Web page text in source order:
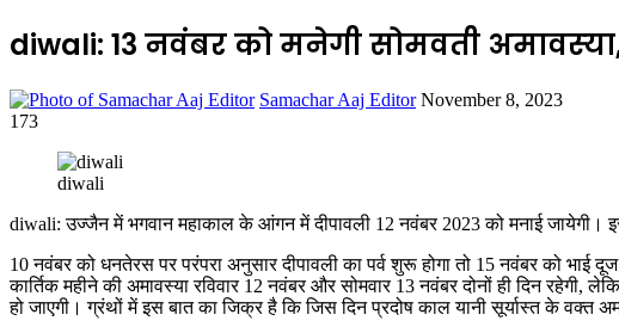
diwali: 13 नवंबर को मनेगी सोमवती
Samachar Aaj Editor Send
November 8, 2023
173
diwali
diwali: उज्जैन में भगवान महाकाल के आंगन में दीपावली 12 नवंबर 2023 को मनाई
10 नवंबर को धनतेरस पर परंपरा अनुसार दीपावली का पर्व शुरू होगा तो 15 नवंबर को भाई
कार्तिक महीने की अमावस्या रविवार 12 नवंबर और सोमवार 13 नवंबर दोनों ही दिन रहेगी,
हो जाएगी। ग्रंथों में इस बात का जिक्र है कि जिस दिन प्रदोष काल यानी सूर्यास्त के वक्त